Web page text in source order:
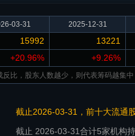
03-31 2025-12-31
15992
13221
+20.96% +9.26%
比，股东人数越少，则代表筹码越集
截止2026-03-31，前十大流通
截止 2026-03-31合计5家机构